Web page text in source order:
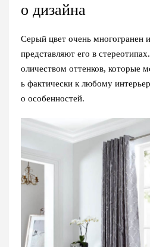
о дизайна
Серый цвет очень многогранен
представляют его в
оличеством оттенков, которые
ь фактически к любому
о особенностей.